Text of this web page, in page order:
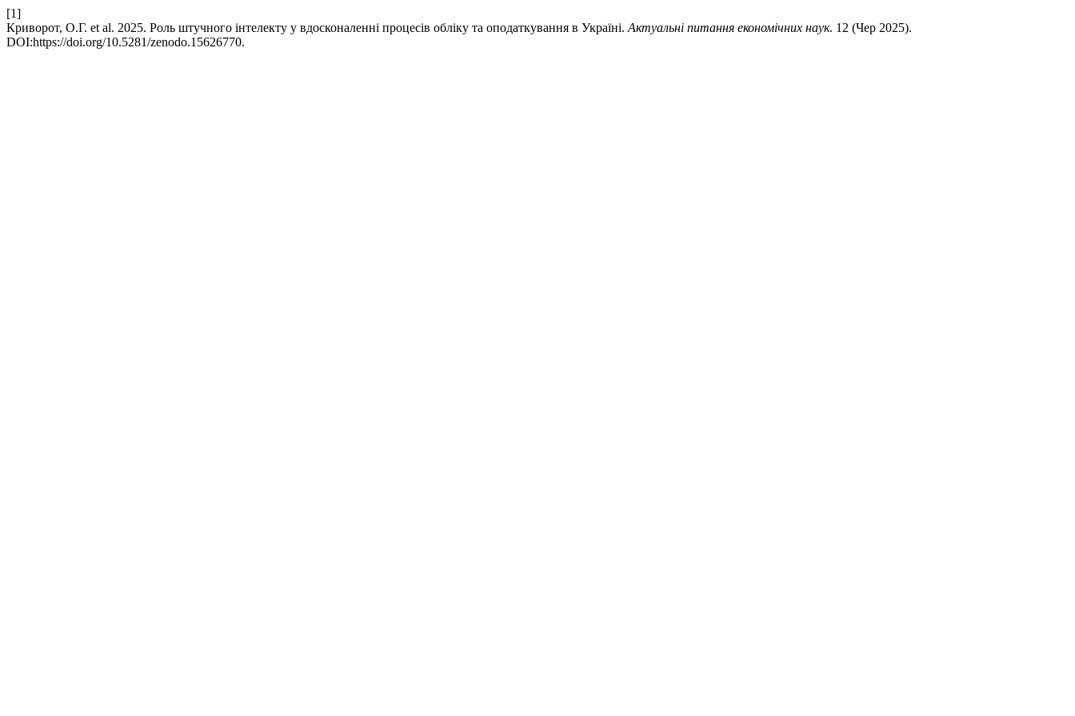
[1]
Криворот, О.Г. et al. 2025. Роль штучного інтелекту у вдосконаленні процесів обліку та оподаткування в Україні. Актуальні питання економічних наук. 12 (Чер 2025).
DOI:https://doi.org/10.5281/zenodo.15626770.